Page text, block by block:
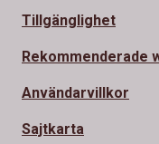
Tillgänglighet
Rekommenderade
Användarvillkor
Sajtkarta